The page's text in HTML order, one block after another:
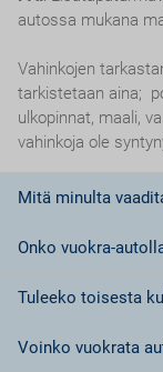
autossa mukana
Vahinkojen
tarkistetaan aina;
ulkopinnat, maali,
vahinkoja ole
Mitä minulta
Euroopan unionin
kuulu Geneven tai
Kansainvälisiä
Onko vuokra-
Ei,ei ole sallittua
Tuleeko toisesta
Kyllä.Jokaisesta
Voinko vuokrata